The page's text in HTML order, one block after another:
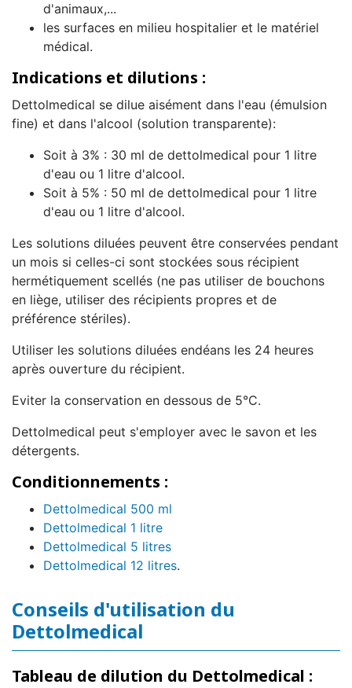
d'animaux,...
les surfaces en milieu hospitalier et le matériel
médical.
Indications et dilutions :
Dettolmedical se dilue aisément dans l'eau (émulsion
fine) et dans l'alcool (solution transparente):
Soit à 3% : 30 ml de dettolmedical pour 1 litre
d'eau ou 1 litre d'alcool.
Soit à 5% : 50 ml de dettolmedical pour 1 litre
d'eau ou 1 litre d'alcool.
Les solutions diluées peuvent être conservées pendant
un mois si celles-ci sont stockées sous récipient
hermétiquement scellés (ne pas utiliser de bouchons
en liège, utiliser des récipients propres et de
préférence stériles).
Utiliser les solutions diluées endéans les 24 heures
après ouverture du récipient.
Eviter la conservation en dessous de 5°C.
Dettolmedical peut s'employer avec le savon et les
détergents.
Conditionnements :
Dettolmedical 500 ml
Dettolmedical 1 litre
Dettolmedical 5 litres
Dettolmedical 12 litres.
Conseils d'utilisation du
Dettolmedical
Tableau de dilution du Dettolmedical :